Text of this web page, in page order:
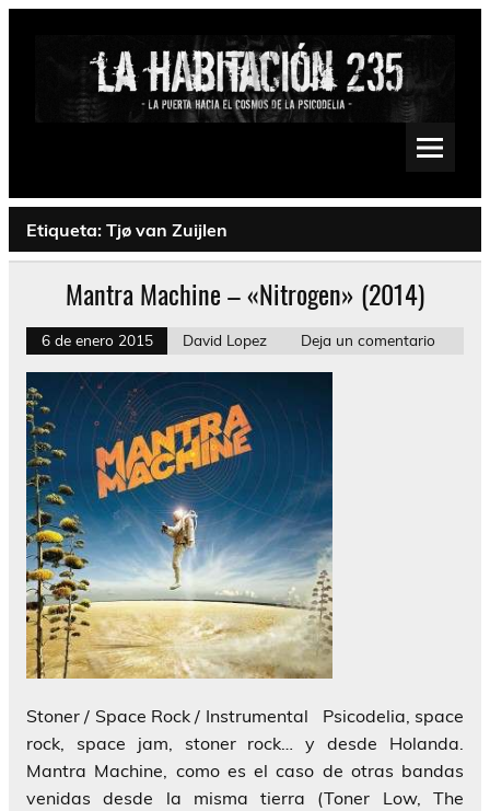
Saltar
Psychedelic, Stoner, Doom, Sludge, Fuzz, Space, Drone
Etiqueta: Tjø van Zuijlen
Mantra Machine – «Nitrogen» (2014)
6 de enero 2015 David Lopez Deja un comentario
Stoner / Space Rock / Instrumental Psicodelia, space
rock, space jam, stoner rock… y desde Holanda.
Mantra Machine, como es el caso de otras bandas
venidas desde la misma tierra (Toner Low, The